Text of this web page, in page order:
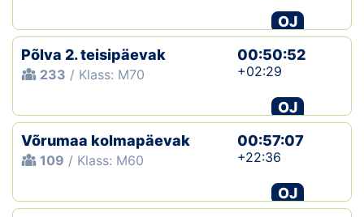
OJ
Põlva 2. teisipäevak
233 / Klass: M70
00:50:52
+02:29
OJ
Võrumaa kolmapäevak
109 / Klass: M60
00:57:07
+22:36
OJ